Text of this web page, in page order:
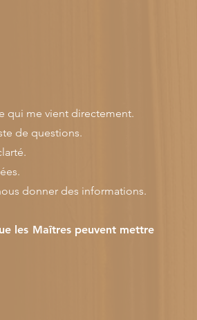
qui me vient directement.
de questions.
donner des informations.
les Maîtres peuvent mettre